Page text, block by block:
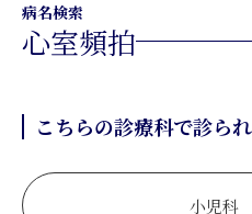
病名検索
心室頻拍
こちらの診療科で診ら
小児科